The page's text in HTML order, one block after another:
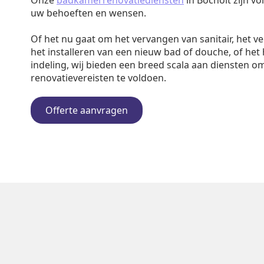
uw behoeften en wensen.
Of het nu gaat om het vervangen van sanitair, het
het installeren van een nieuw bad of douche, of
indeling, wij bieden een breed scala aan diensten
renovatievereisten te voldoen.
Offerte aanvragen